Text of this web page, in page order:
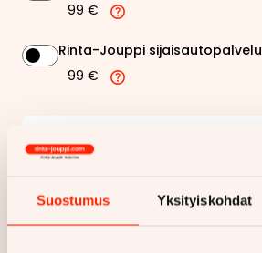
Suostumus Yksityiskohdat
99 €
Rinta-Jouppi sijaisautopalvelu
99 €
Kuukausierä